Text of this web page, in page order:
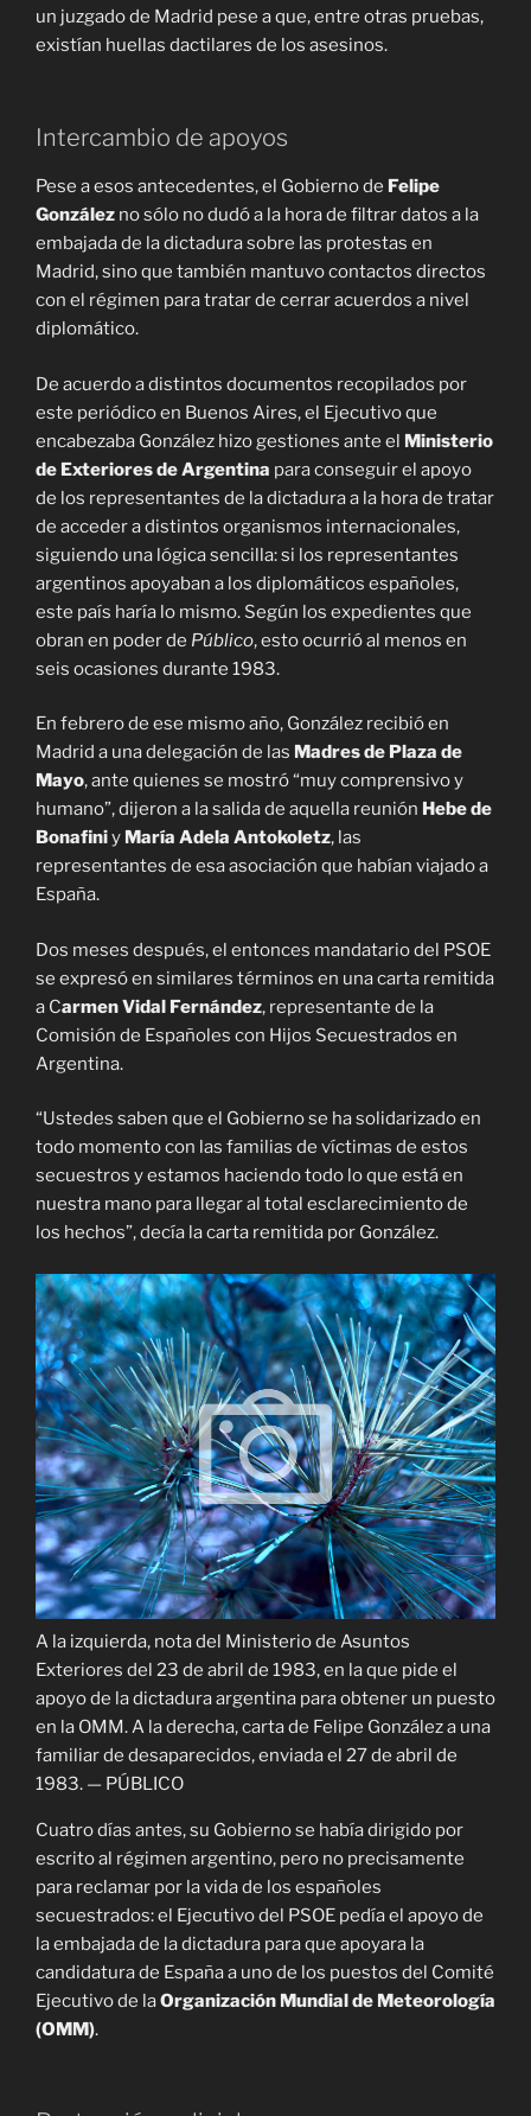
un juzgado de Madrid pese a que, entre otras pruebas,
existían huellas dactilares de los asesinos.
Intercambio de apoyos
Pese a esos antecedentes, el Gobierno de Felipe
González no sólo no dudó a la hora de filtrar datos a la
embajada de la dictadura sobre las protestas en
Madrid, sino que también mantuvo contactos directos
con el régimen para tratar de cerrar acuerdos a nivel
diplomático.
De acuerdo a distintos documentos recopilados por
este periódico en Buenos Aires, el Ejecutivo que
encabezaba González hizo gestiones ante el Ministerio
de Exteriores de Argentina para conseguir el apoyo
de los representantes de la dictadura a la hora de tratar
de acceder a distintos organismos internacionales,
siguiendo una lógica sencilla: si los representantes
argentinos apoyaban a los diplomáticos españoles,
este país haría lo mismo. Según los expedientes que
obran en poder de Público, esto ocurrió al menos en
seis ocasiones durante 1983.
En febrero de ese mismo año, González recibió en
Madrid a una delegación de las Madres de Plaza de
Mayo, ante quienes se mostró “muy comprensivo y
humano”, dijeron a la salida de aquella reunión Hebe de
Bonafiniy María Adela Antokoletz, las
representantes de esa asociación que habían viajado a
España.
Dos meses después, el entonces mandatario del PSOE
se expresó en similares términos en una carta remitida
a Carmen Vidal Fernández, representante de la
Comisión de Españoles con Hijos Secuestrados en
Argentina.
“Ustedes saben que el Gobierno se ha solidarizado en
todo momento con las familias de víctimas de estos
secuestros y estamos haciendo todo lo que está en
nuestra mano para llegar al total esclarecimiento de
los hechos”, decía la carta remitida por González.
A la izquierda, nota del Ministerio de Asuntos
Exteriores del 23 de abril de 1983, en la que pide el
apoyo de la dictadura argentina para obtener un puesto
en la OMM. A la derecha, carta de Felipe González a una
familiar de desaparecidos, enviada el 27 de abril de
1983. — PÚBLICO
Cuatro días antes, su Gobierno se había dirigido por
escrito al régimen argentino, pero no precisamente
para reclamar por la vida de los españoles
secuestrados: el Ejecutivo del PSOE pedía el apoyo de
la embajada de la dictadura para que apoyara la
candidatura de España a uno de los puestos del Comité
Ejecutivo de laOrganización Mundial de Meteorología
(OMM).